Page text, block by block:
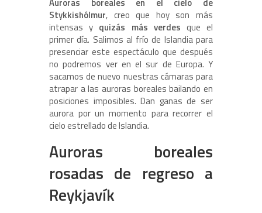
Auroras boreales en el cielo de
Stykkishólmur, creo que hoy son más
intensas y quizás más verdes que el
primer día. Salimos al frío de Islandia para
presenciar este espectáculo que después
no podremos ver en el sur de Europa. Y
sacamos de nuevo nuestras cámaras para
atrapar a las auroras boreales bailando en
posiciones imposibles. Dan ganas de ser
aurora por un momento para recorrer el
cielo estrellado de Islandia.
Auroras boreales
rosadas de regreso a
Reykjavík